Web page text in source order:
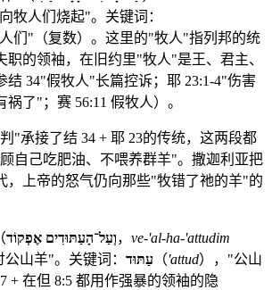
牧人们烧起"。关键词：
们"（复数）。这里的"牧人"指列邦的统
职的领袖，在旧约里"牧人"是王、君主、
结 34"假牧人"长篇控诉；耶 23:1-4"伤害
了"；赛 56:11 假牧人）。
"承接了结 34 + 耶 23的传统，这两段都
自己吃肥油、不喂养群羊"。撒迦利亚把
，上帝的怒气仍向那些"牧错了祂的羊"的
וְעַל־הָעַתּוּדִים אֶפְקוֹד， ve-'al-ha-'attudim
山羊"。关键词： עַתּוּד （'attud），"公山
+ 在但 8:5 都用作强暴的领袖的隐